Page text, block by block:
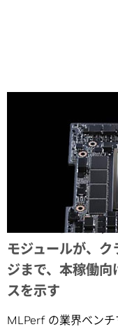
NVIDIA GH200
モジュールが、
ジまで、本稼働
スを示す
MLPerf の業界ベン